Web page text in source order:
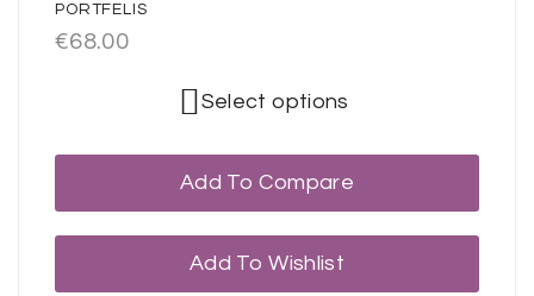
PORTFELIS
€68.00
Select options
Add To Compare
Add To Wishlist